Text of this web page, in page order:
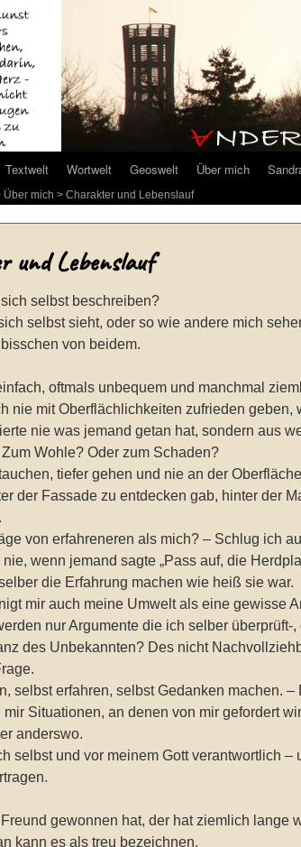
Textwelt Wortwelt Geoswelt Über mich
Über mich > Charakter und Lebenslauf
und Lebenslauf
selbst beschreiben?
selbst sieht, oder so wie andere mich
von beidem.
oftmals unbequem und manchmal
nie mit Oberflächlichkeiten zufrieden geben,
nie was jemand getan hat, sondern aus
Wohle? Oder zum Schaden?
tiefer gehen und nie an der
der Fassade zu entdecken gab, hinter der
von erfahreneren als mich? – Schlug ich
nie, wenn jemand sagte „Pass auf, die
die Erfahrung machen wie heiß sie war.
mir auch meine Umwelt als eine gewisse
nur Argumente die ich selber
des Unbekannten? Des nicht
selbst erfahren, selbst Gedanken machen. –
mir Situationen, an denen von mir gefordert
anderswo.
selbst und vor meinem Gott verantwortlich
gewonnen hat, der hat ziemlich lange
kann es als treu bezeichnen.